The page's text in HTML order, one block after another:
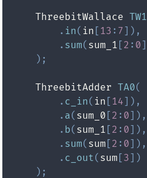
    ThreebitWallace
TW1
. in( in [ 13 : 7] ) ,
. sum( sum_1 [ 2 : 0]
) ;
    ThreebitAdder
TA0(
. c_in( in [ 14] ) ,
. a( sum_0 [ 2 : 0] ) ,
. b( sum_1 [ 2 : 0] ) ,
. sum( sum [ 2 : 0] ) ,
. c_out( sum [ 3] )
) ;